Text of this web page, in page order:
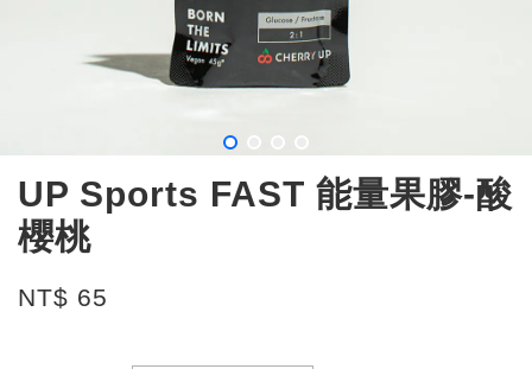
UP Sports FAST 能量果膠-酸
櫻桃
NT$ 65